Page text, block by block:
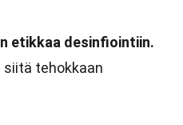
etikkaa desinfiointiin.
siitä tehokkaan